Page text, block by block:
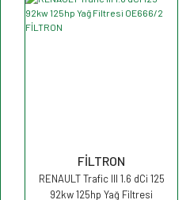
FİLTRON
RENAULT Trafic III 1.6 dCi 125
92kw 125hp Yağ Filtresi